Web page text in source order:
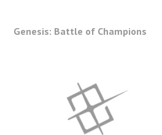
Genesis: Battle of Champions